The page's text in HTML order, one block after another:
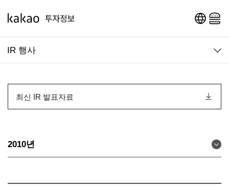
IR 행사
최신 IR 발표자료
2010년